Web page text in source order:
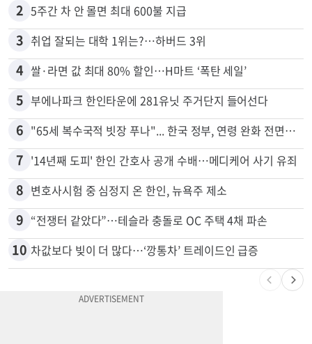
2 5주간 차 안 몰면 최대 600불 지급
3 취업 잘되는 대학 1위는?…하버드 3위
4 쌀·라면 값 최대 80% 할인…H마트 ‘폭탄 세일’
5 부에나파크 한인타운에 281유닛 주거단지 들어선다
6 "65세 복수국적 빗장 푸나"... 한국 정부, 연령 완화 전면 추진
7 '14년째 도피' 한인 간호사 공개 수배…메디케어 사기 유죄
8 변호사시험 중 심정지 온 한인, 뉴욕주 제소
9 “전쟁터 같았다”…테슬라 충돌로 OC 주택 4채 파손
10 차값보다 빚이 더 많다…‘깡통차’ 트레이드인 급증